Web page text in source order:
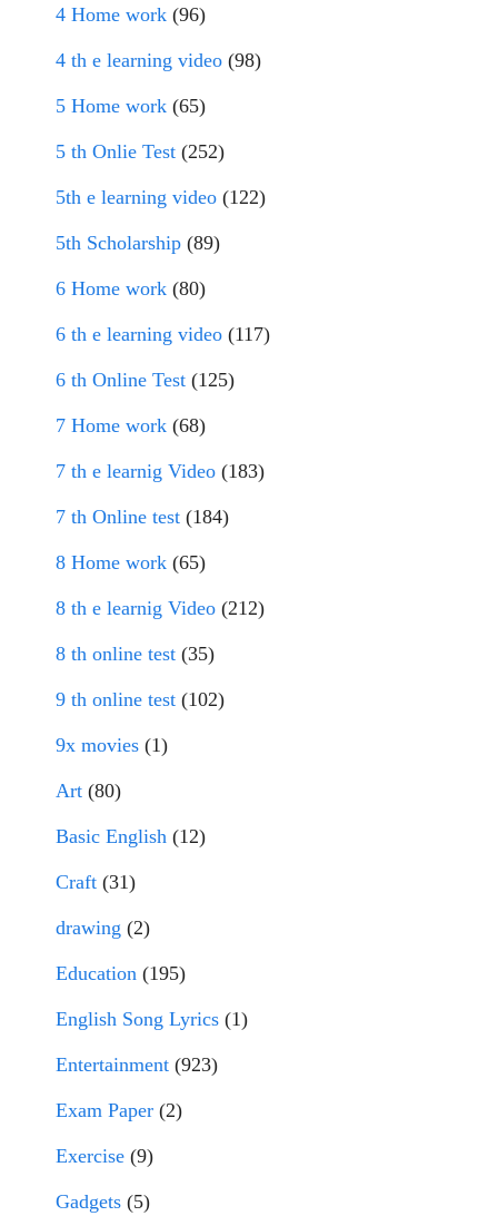
4 Home work (96)
4 th e learning video (98)
5 Home work (65)
5 th Onlie Test (252)
5th e learning video (122)
5th Scholarship (89)
6 Home work (80)
6 th e learning video (117)
6 th Online Test (125)
7 Home work (68)
7 th e learnig Video (183)
7 th Online test (184)
8 Home work (65)
8 th e learnig Video (212)
8 th online test (35)
9 th online test (102)
9x movies (1)
Art (80)
Basic English (12)
Craft (31)
drawing (2)
Education (195)
English Song Lyrics (1)
Entertainment (923)
Exam Paper (2)
Exercise (9)
Gadgets (5)